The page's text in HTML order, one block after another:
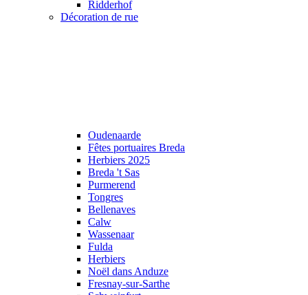
Ridderhof
Décoration de rue
Oudenaarde
Fêtes portuaires Breda
Herbiers 2025
Breda 't Sas
Purmerend
Tongres
Bellenaves
Calw
Wassenaar
Fulda
Herbiers
Noël dans Anduze
Fresnay-sur-Sarthe